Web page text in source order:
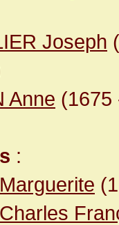
Joseph
Anne (1675
: